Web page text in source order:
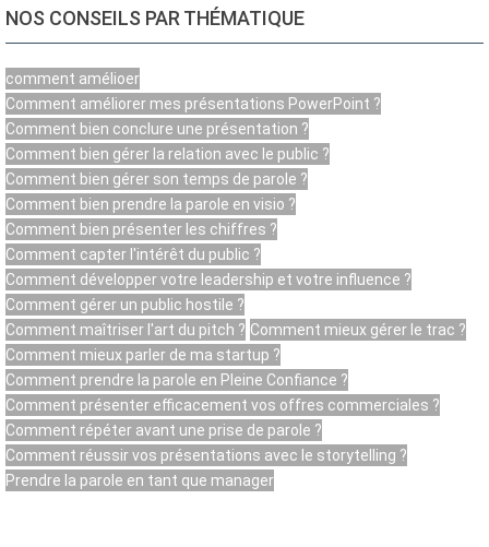
NOS CONSEILS PAR THÉMATIQUE
comment amélioer
Comment améliorer mes présentations PowerPoint ?
Comment bien conclure une présentation ?
Comment bien gérer la relation avec le public ?
Comment bien gérer son temps de parole ?
Comment bien prendre la parole en visio ?
Comment bien présenter les chiffres ?
Comment capter l'intérêt du public ?
Comment développer votre leadership et votre influence ?
Comment gérer un public hostile ?
Comment maîtriser l'art du pitch ? Comment mieux gérer le trac ?
Comment mieux parler de ma startup ?
Comment prendre la parole en Pleine Confiance ?
Comment présenter efficacement vos offres commerciales ?
Comment répéter avant une prise de parole ?
Comment réussir vos présentations avec le storytelling ?
Prendre la parole en tant que manager